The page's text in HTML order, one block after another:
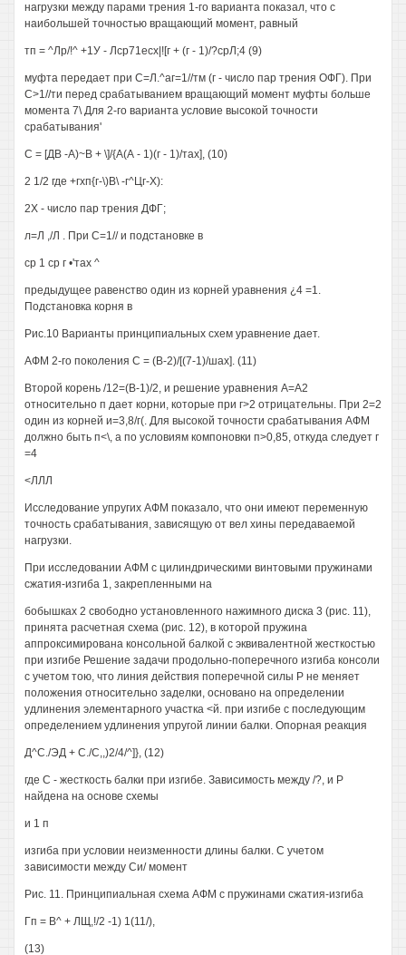
нагрузки между парами трения 1-го варианта показал, что с
наибольшей точностью вращающий момент, равный
тп = ^Лр/!^ +1У - Лср71есх|![г + (г - 1)/?срЛ;4 (9)
муфта передает при С=Л.^аг=1//тм (г - число пар трения ОФГ). При
С>1//ти перед срабатыванием вращающий момент муфты больше
момента 7\ Для 2-го варианта условие высокой точности
срабатывания'
С = [ДВ -А)~В + \]/{А(А - 1)(г - 1)/тах], (10)
2 1/2 где +гхп{г-\)В\ -г^Цг-Х):
2Х - число пар трения ДФГ;
л=Л ,/Л . При С=1// и подстановке в
ср 1 ср г •'тах ^
предыдущее равенство один из корней уравнения ¿4 =1.
Подстановка корня в
Рис.10 Варианты принципиальных схем уравнение дает.
АФМ 2-го поколения С = (В-2)/[(7-1)/шах]. (11)
Второй корень /12=(В-1)/2, и решение уравнения А=А2
относительно п дает корни, которые при г>2 отрицательны. При 2=2
один из корней и=3,8/г(. Для высокой точности срабатывания АФМ
должно быть п<\, а по условиям компоновки п>0,85, откуда следует г
=4
<ЛЛЛ
Исследование упругих АФМ показало, что они имеют переменную
точность срабатывания, зависящую от вел хины передаваемой
нагрузки.
При исследовании АФМ с цилиндрическими винтовыми пружинами
сжатия-изгиба 1, закрепленными на
бобышках 2 свободно установленного нажимного диска 3 (рис. 11),
принята расчетная схема (рис. 12), в которой пружина
аппроксимирована консольной балкой с эквивалентной жесткостью
при изгибе Решение задачи продольно-поперечного изгиба консоли
с учетом тою, что линия действия поперечной силы Р не меняет
положения относительно заделки, основано на определении
удлинения элементарного участка <й. при изгибе с последующим
определением удлинения упругой линии балки. Опорная реакция
Д^С./ЭД + С./С,,)2/4/^]}, (12)
где С - жесткость балки при изгибе. Зависимость между /?, и Р
найдена на основе схемы
и 1 п
изгиба при условии неизменности длины балки. С учетом
зависимости между Си/ момент
Рис. 11. Принципиальная схема АФМ с пружинами сжатия-изгиба
Гп = В^ + ЛЩ,!/2 -1) 1(11/),
(13)